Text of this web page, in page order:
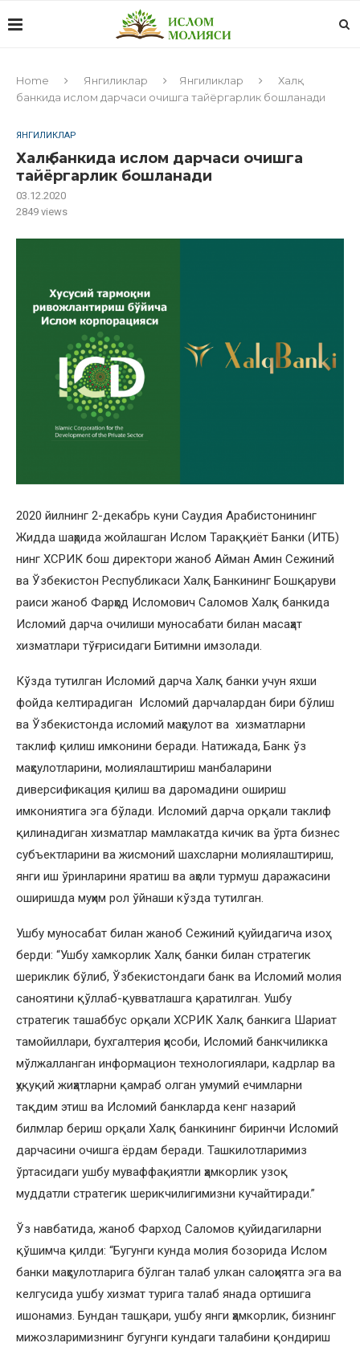
Home Янгиликлар Янгиликлар
Халқ
банкида ислом дарчаси очишга тайёргарлик бошланади
ЯНГИЛИКЛАР
Халқ банкида ислом дарчаси очишга
тайёргарлик бошланади
03.12.2020
2849 views
2020 йилнинг 2-декабрь куни Саудия Арабистонининг
Жидда шаҳрида жойлашган Ислом Тараққиёт Банки (ИТБ)
нинг ХСРИК бош директори жаноб Айман Амин Сежиний
ва Ўзбекистон Республикаси Халқ Банкининг Бошқаруви
раиси жаноб Фарҳод Исломович Саломов Халқ банкида
Исломий дарча очилиши муносабати билан масаҳат
хизматлари тўғрисидаги Битимни имзолади.
Кўзда тутилган Исломий дарча Халқ банки учун яхши
фойда келтирадиган Исломий дарчалардан бири бўлиш
ва Ўзбекистонда исломий маҳсулот ва хизматларни
таклиф қилиш имконини беради. Натижада, Банк ўз
маҳсулотларини, молиялаштириш манбаларини
диверсификация қилиш ва даромадини ошириш
имкониятига эга бўлади. Исломий дарча орқали таклиф
қилинадиган хизматлар мамлакатда кичик ва ўрта бизнес
субъектларини ва жисмоний шахсларни молиялаштириш,
янги иш ўринларини яратиш ва аҳоли турмуш даражасини
оширишда муҳим рол ўйнаши кўзда тутилган.
Ушбу муносабат билан жаноб Сежиний қуйидагича изоҳ
берди: “Ушбу хамкорлик Халқ банки билан стратегик
шериклик бўлиб, Ўзбекистондаги банк ва Исломий молия
саноятини қўллаб-қувватлашга қаратилган. Ушбу
стратегик ташаббус орқали ХСРИК Халқ банкига Шариат
тамойиллари, бухгалтерия ҳисоби, Исломий банкчиликка
мўлжалланган информацион технологиялари, кадрлар ва
ҳуқуқий жиҳатларни қамраб олган умумий ечимларни
тақдим этиш ва Исломий банкларда кенг назарий
билмлар бериш орқали Халқ банкининг биринчи Исломий
дарчасини очишга ёрдам беради. Ташкилотларимиз
ўртасидаги ушбу муваффақиятли ҳамкорлик узоқ
муддатли стратегик шерикчилигимизни кучайтиради.”
Ўз навбатида, жаноб Фарход Саломов қуйидагиларни
қўшимча қилди: “Бугунги кунда молия бозорида Ислом
банки маҳсулотларига бўлган талаб улкан салоҳиятга эга ва
келгусида ушбу хизмат турига талаб янада ортишига
ишонамиз. Бундан ташқари, ушбу янги ҳамкорлик, бизнинг
мижозларимизнинг бугунги кундаги талабини қондириш